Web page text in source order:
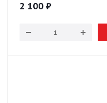
2 100 ₽